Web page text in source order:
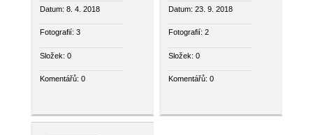
Datum: 8. 4. 2018
Fotografií: 3
Složek: 0
Komentářů: 0
Datum: 23. 9. 2018
Fotografií: 2
Složek: 0
Komentářů: 0